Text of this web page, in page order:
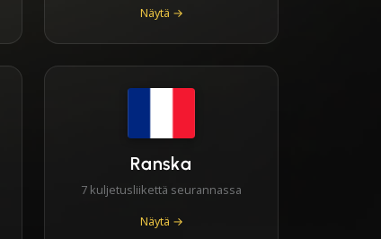
Näytä →
Ranska
7 kuljetusliikettä seurannassa
Näytä →